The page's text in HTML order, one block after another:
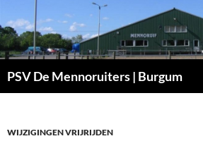
naar
de
inhoud
PSV De Mennoruiters | Burgum
WIJZIGINGEN VRIJRIJDEN